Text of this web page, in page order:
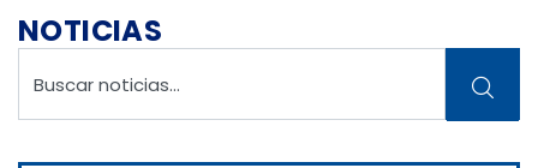
NOTICIAS